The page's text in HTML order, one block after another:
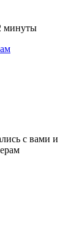
минуты
с вами и